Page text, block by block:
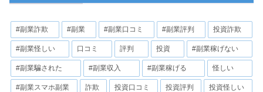
#副業詐欺 #副業 #副業口コミ #副業評判 投資詐欺
#副業怪しい 口コミ 評判 投資 #副業稼げない
#副業騙された #副業収入 #副業稼げる 怪しい
#副業スマホ副業 詐欺 投資口コミ 投資評判 投資怪しい